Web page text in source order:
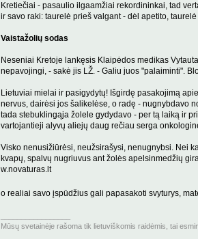
Kretiečiai - pasaulio ilgaamžiai rekordininkai, tad
ir savo raki: taurelė prieš valgant - dėl apetito,
Vaistažolių sodas
Neseniai Kretoje lankęsis Klaipėdos medikas
nepavojingi, - sakė jis LŽ. - Galiu juos "palaiminti".
Lietuviai mielai ir pasigydytų! Išgirdę pasakojimą
nervus, dairėsi jos šalikelėse, o radę - nugnybdavo
tada stebuklingąja žolele gydydavo - per tą laiką ir
vartojantieji alyvų aliejų daug rečiau serga
Visko nenusižiūrėsi, neužsirašysi, nenugnybsi. Nei
kvapų, spalvų nugriuvus ant žolės apelsinmedžių
w.novaturas.lt
o realiai savo įspūdžius gali papasakoti svyturys,
Mūsų svetainėje rašoma tik lietuviškomis raidėmis, tai